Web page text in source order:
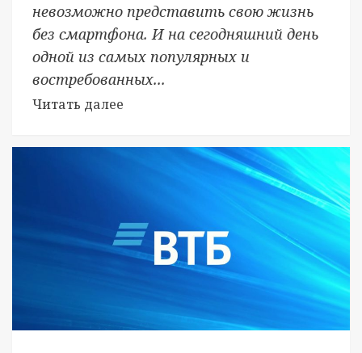
невозможно представить свою жизнь
без смартфона. И на сегодняшний день
одной из самых популярных и
востребованных...
Читать далее